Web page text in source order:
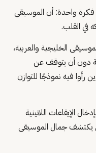
فكرة واحدة: أن الموسيقى
في القلب.
الخليجية والعربية،
دون أن يتوقف عن
رأوا فيه نموذجًا للتوازن
الإيقاعات اللاتينية
يكتشف جمال الموسيقى